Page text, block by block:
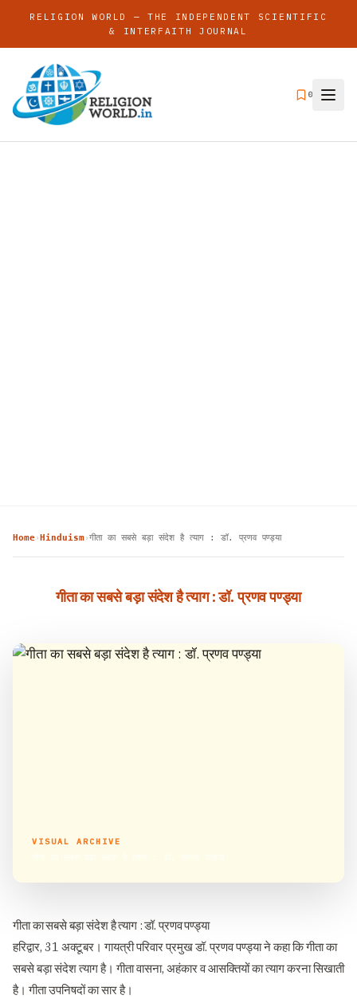
RELIGION WORLD — THE INDEPENDENT SCIENTIFIC
& INTERFAITH JOURNAL
0
Home› Hinduism›गीता का सबसे बड़ा संदेश है त्याग : डॉ. प्रणव पण्ड्या
गीता का सबसे बड़ा संदेश है त्याग : डॉ. प्रणव पण्ड्या
VISUAL ARCHIVE
गीता का सबसे बड़ा संदेश है त्याग : डॉ. प्रणव पण्ड्या
हरिद्वार, 31 अक्टूबर। गायत्री परिवार प्रमुख डॉ. प्रणव पण्ड्या ने कहा कि गीता का
सबसे बड़ा संदेश त्याग है। गीता वासना, अहंकार व आसक्तियों का त्याग करना सिखाती
है। गीता उपनिषदों का सार है।